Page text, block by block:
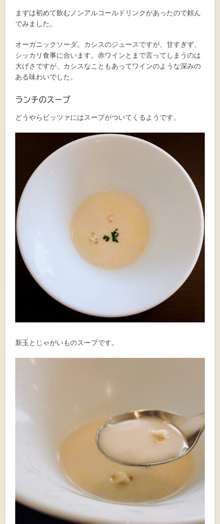
まずは初めて飲むノンアルコールドリンクがあったので頼ん
でみました。
オーガニックソーダ。カシスのジュースですが、甘すぎず、
シッカリ食事に合います。赤ワインとまで言ってしまうのは
大げさですが、カシスなこともあってワインのような深みの
ある味わいでした。
ランチのスープ
どうやらピッツァにはスープがついてくるようです。
新玉とじゃがいものスープです。